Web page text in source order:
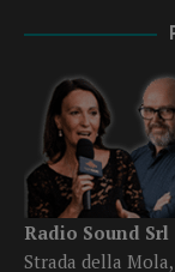
Radio Sound Srl
Strada della